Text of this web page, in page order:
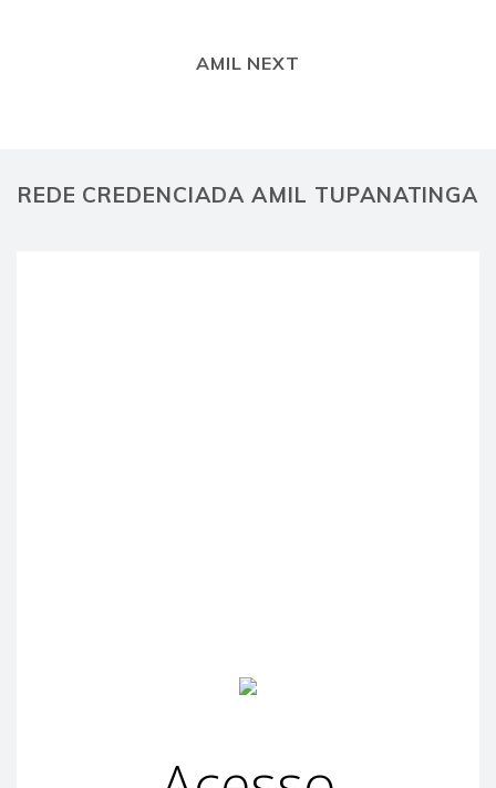
AMIL NEXT
REDE CREDENCIADA AMIL TUPANATINGA